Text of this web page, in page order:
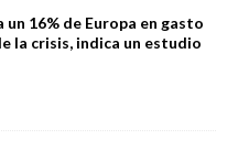
un 16% de Europa en gasto
la crisis, indica un estudio